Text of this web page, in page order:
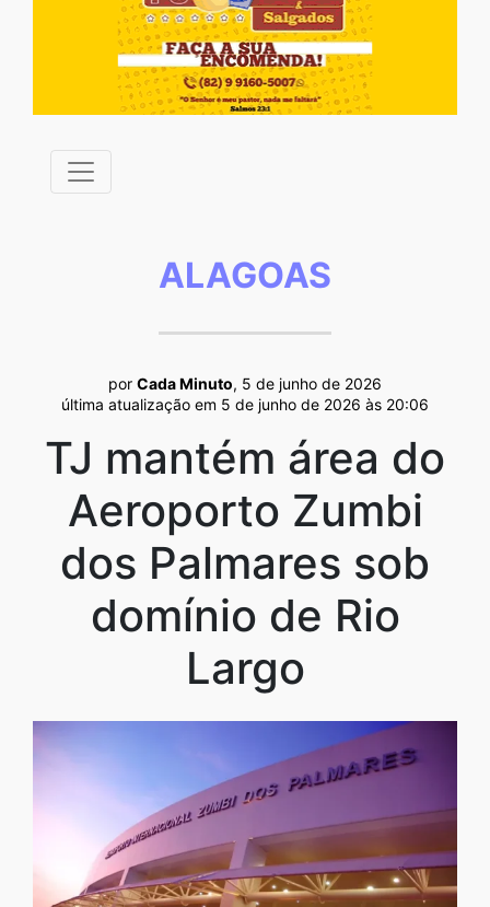
ALAGOAS
por Cada Minuto, 5 de junho de 2026
última atualização em 5 de junho de 2026 às 20:06
TJ mantém área do
Aeroporto Zumbi
dos Palmares sob
domínio de Rio
Largo